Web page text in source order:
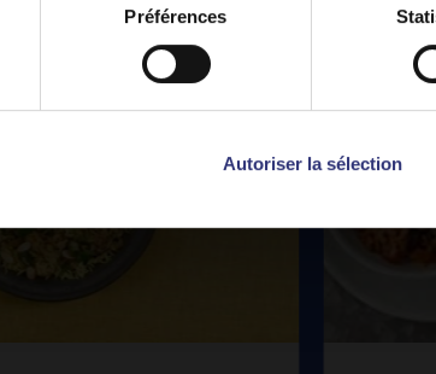
Préférences
Autoriser la sélection